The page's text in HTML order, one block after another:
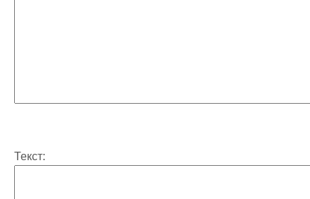
Текст: